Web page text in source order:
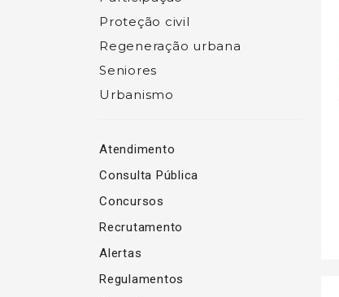
Proteção civil
Regeneração urbana
Seniores
Urbanismo
Atendimento
Consulta Pública
Concursos
Recrutamento
Alertas
Regulamentos